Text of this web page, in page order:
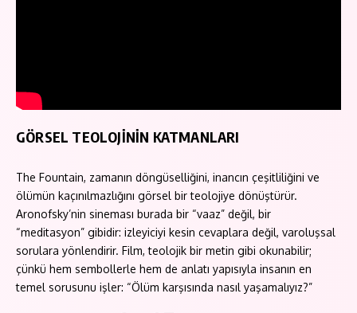
GÖRSEL TEOLOJİNİN KATMANLARI
The Fountain, zamanın döngüselliğini, inancın çeşitliliğini ve
ölümün kaçınılmazlığını görsel bir teolojiye dönüştürür.
Aronofsky’nin sineması burada bir “vaaz” değil, bir
“meditasyon” gibidir: izleyiciyi kesin cevaplara değil, varoluşsal
sorulara yönlendirir. Film, teolojik bir metin gibi okunabilir;
çünkü hem sembollerle hem de anlatı yapısıyla insanın en
temel sorusunu işler: “Ölüm karşısında nasıl yaşamalıyız?”